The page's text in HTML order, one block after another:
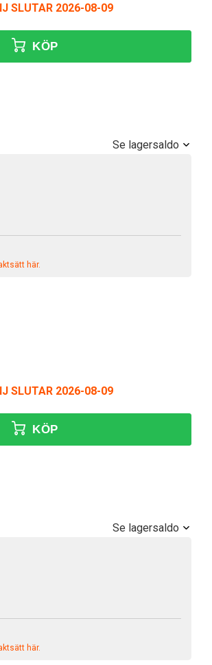
SLUTAR 2026-08-09
KÖP
Se lagersaldo
här.
SLUTAR 2026-08-09
KÖP
Se lagersaldo
här.